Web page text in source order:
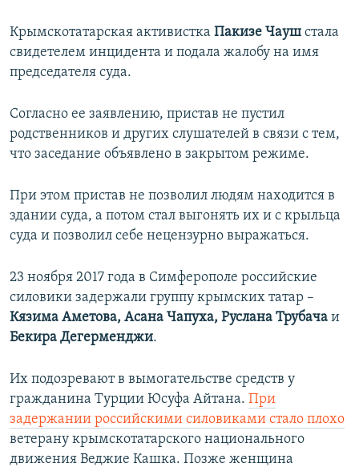
Крымскотатарская активистка Пакизе Чауш стала
свидетелем инцидента и подала жалобу на имя
председателя суда.
Согласно ее заявлению, пристав не пустил
родственников и других слушателей в связи с тем,
что заседание объявлено в закрытом режиме.
При этом пристав не позволил людям находится в
здании суда, а потом стал выгонять их и с крыльца
суда и позволил себе нецензурно выражаться.
23 ноября 2017 года в Симферополе российские
силовики задержали группу крымских татар –
Кязима Аметова, Асана Чапуха, Руслана Трубача и
Бекира Дегерменджи.
Их подозревают в вымогательстве средств у
гражданина Турции Юсуфа Айтана. При
задержании российскими силовиками стало плохо
ветерану крымскотатарского национального
движения Веджие Кашка. Позже женщина